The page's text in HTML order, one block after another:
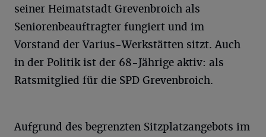
seiner Heimatstadt Grevenbroich als
Seniorenbeauftragter fungiert und im
Vorstand der Varius-Werkstätten sitzt. Auch
in der Politik ist der 68-Jährige aktiv: als
Ratsmitglied für die SPD Grevenbroich.
Aufgrund des begrenzten Sitzplatzangebots im